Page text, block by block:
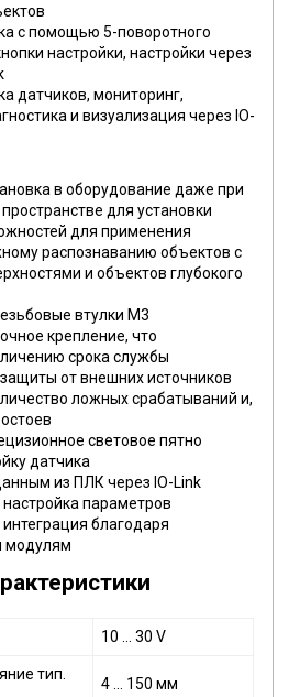
с помощью 5-поворотного
настройки, настройки через
датчиков, мониторинг,
и визуализация через IO-
в оборудование даже при
для установки
для применения
распознаванию объектов с
и объектов глубокого
втулки M3
крепление, что
срока службы
от внешних источников
ложных срабатываний и,
световое пятно
датчика
из ПЛК через IO-Link
параметров
благодаря
модулям
10 ... 30 V
тип.
4 ... 150 мм